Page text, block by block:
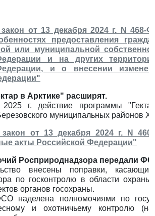
от 13 декабря 2024 г. N
предоставления
или муниципальной
и на других
и о внесении
в Арктике" расширят.
г. действие программы
муниципальных районов
от 13 декабря 2024 г. N
акты Российской Федерации"
Росприроднадзора передали
внесены поправки,
по госконтролю в области
органов госохраны.
наделена полномочиями по
и охотничьему контролю